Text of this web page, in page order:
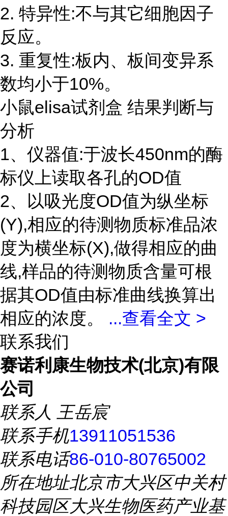
2. 特异性:不与其它细胞因子
反应。
3. 重复性:板内、板间变异系
数均小于10%。
小鼠elisa试剂盒 结果判断与
分析
1、仪器值:于波长450nm的酶
标仪上读取各孔的OD值
2、以吸光度OD值为纵坐标
(Y),相应的待测物质标准品浓
度为横坐标(X),做得相应的曲
线,样品的待测物质含量可根
据其OD值由标准曲线换算出
相应的浓度。 ...查看全文 >
联系我们
赛诺利康生物技术(北京)有限
公司
联系人 王岳宸
联系手机13911051536
联系电话86-010-80765002
所在地址北京市大兴区中关村
科技园区大兴生物医药产业基